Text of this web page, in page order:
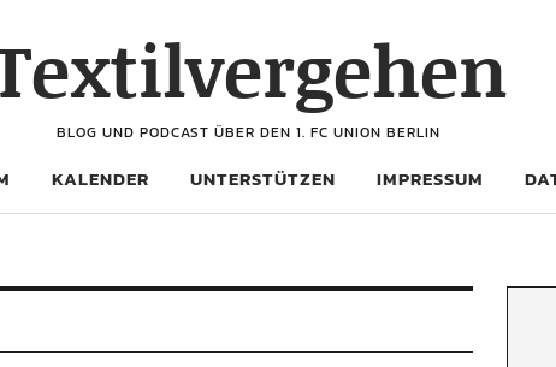
BLOG UND PODCAST ÜBER DEN 1. FC UNION BERLIN
KALENDER UNTERSTÜTZEN IMPRESSUM